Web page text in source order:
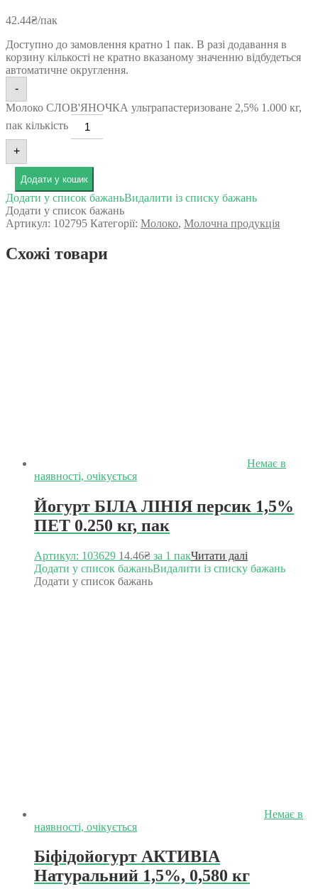
42.44₴/пак
Доступно до замовлення кратно 1 пак. В разі додавання в
корзину кількості не кратно вказаному значенню відбудеться
автоматичне округлення.
-
Молоко СЛОВ'ЯНОЧКА ультрапастеризоване 2,5% 1.000 кг,
пак кількість
+
Додати у кошик
Додати у список бажаньВидалити із списку бажань
Додати у список бажань
Артикул: 102795 Категорії: Молоко, Молочна продукція
Схожі товари
Немає в
наявності, очікується
Йогурт БІЛА ЛІНІЯ персик 1,5%
ПЕТ 0.250 кг, пак
Артикул: 103629 14.46₴ за 1 пакЧитати далі
Додати у список бажаньВидалити із списку бажань
Додати у список бажань
Немає в
наявності, очікується
Біфідойогурт АКТИВІА
Натуральний 1,5%, 0,580 кг